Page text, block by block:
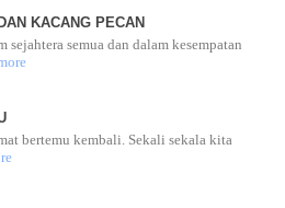
KACANG PECAN
sejahtera semua dan dalam kesempatan
bertemu kembali. Sekali sekala kita